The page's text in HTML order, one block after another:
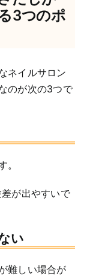
3つのポ
ネイルサロン
のが次の3つで
。
が出やすいで
い
難しい場合が